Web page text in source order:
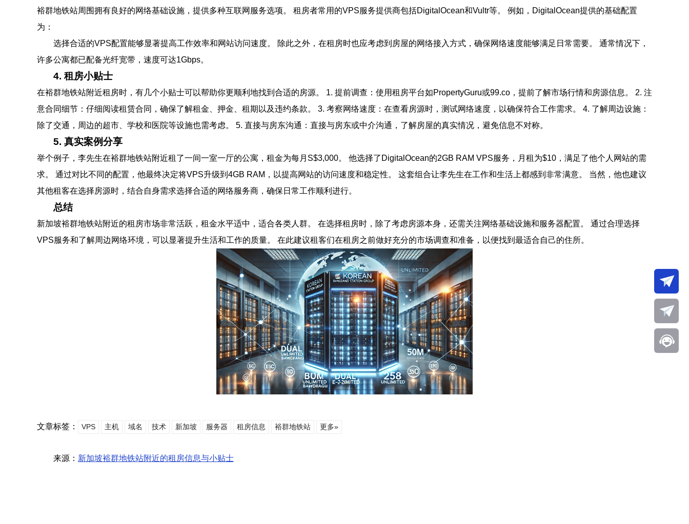
裕群地铁站周围拥有良好的网络基础设施，提供多种互联网服务选项。 租房者常用的VPS服务提供商包括DigitalOcean和Vultr等。 例如，DigitalOcean提供的基础配置
为：
选择合适的VPS配置能够显著提高工作效率和网站访问速度。 除此之外，在租房时也应考虑到房屋的网络接入方式，确保网络速度能够满足日常需要。 通常情况下，
许多公寓都已配备光纤宽带，速度可达1Gbps。
4. 租房小贴士
在裕群地铁站附近租房时，有几个小贴士可以帮助你更顺利地找到合适的房源。 1. 提前调查：使用租房平台如PropertyGuru或99.co，提前了解市场行情和房源信息。 2. 注
意合同细节：仔细阅读租赁合同，确保了解租金、押金、租期以及违约条款。 3. 考察网络速度：在查看房源时，测试网络速度，以确保符合工作需求。 4. 了解周边设施：
除了交通，周边的超市、学校和医院等设施也需考虑。 5. 直接与房东沟通：直接与房东或中介沟通，了解房屋的真实情况，避免信息不对称。
5. 真实案例分享
举个例子，李先生在裕群地铁站附近租了一间一室一厅的公寓，租金为每月S$3,000。 他选择了DigitalOcean的2GB RAM VPS服务，月租为$10，满足了他个人网站的需
求。 通过对比不同的配置，他最终决定将VPS升级到4GB RAM，以提高网站的访问速度和稳定性。 这套组合让李先生在工作和生活上都感到非常满意。 当然，他也建议
其他租客在选择房源时，结合自身需求选择合适的网络服务商，确保日常工作顺利进行。
总结
新加坡裕群地铁站附近的租房市场非常活跃，租金水平适中，适合各类人群。 在选择租房时，除了考虑房源本身，还需关注网络基础设施和服务器配置。 通过合理选择
VPS服务和了解周边网络环境，可以显著提升生活和工作的质量。 在此建议租客们在租房之前做好充分的市场调查和准备，以便找到最适合自己的住所。
文章标签： VPS 主机 域名 技术 新加坡 服务器 租房信息 裕群地铁站 更多»
来源： 新加坡裕群地铁站附近的租房信息与小贴士